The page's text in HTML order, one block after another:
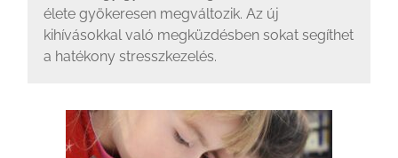
élete gyökeresen megváltozik. Az új
kihívásokkal való megküzdésben sokat segíthet
a hatékony stresszkezelés.